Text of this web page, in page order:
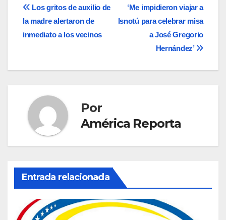
Navegación
de
‘Me impidieron viajar a
Isnotú para celebrar misa
a José Gregorio
Hernández’
Los gritos de auxilio de
la madre alertaron de
inmediato a los vecinos
Por
América Reporta
Entrada relacionada